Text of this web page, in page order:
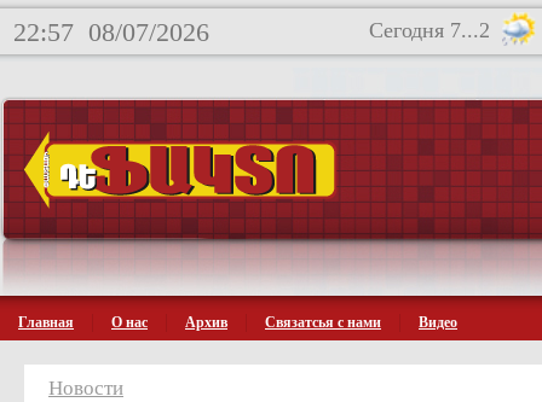
22:57 08/07/2026 Сегодня 7...2
Главная О нас Архив Связатсья с нами Видео
Новости